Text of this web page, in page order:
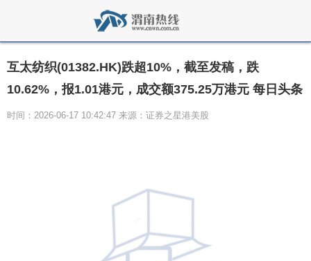
互太纺织(01382.HK)跌超10%，截至发稿，跌
10.62%，报1.01港元，成交额375.25万港元 每日头条
时间：2026-06-17 10:42:47 来源：证券之星港美股